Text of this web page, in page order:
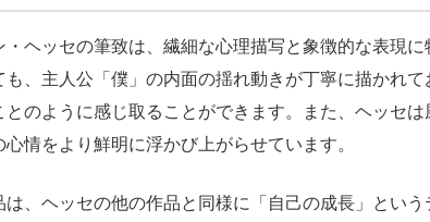
・ヘッセの筆致は、繊細な心理描写と象徴的な表現に
も、主人公「僕」の内面の揺れ動きが丁寧に描かれ
とのように感じ取ることができます。また、ヘッセ
情をより鮮明に浮かび上がらせています。
は、ヘッセの他の作品と同様に「自己の成長」とい